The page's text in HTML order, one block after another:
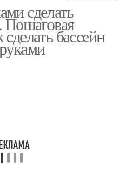
Бассейн для дачи
сделать
Пошаговая
бассейн